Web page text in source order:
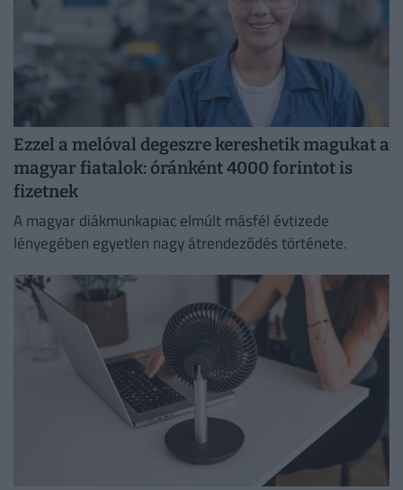
Ezzel a melóval degeszre kereshetik magukat a
magyar fiatalok: óránként 4000 forintot is
fizetnek
A magyar diákmunkapiac elmúlt másfél évtizede
lényegében egyetlen nagy átrendeződés története.